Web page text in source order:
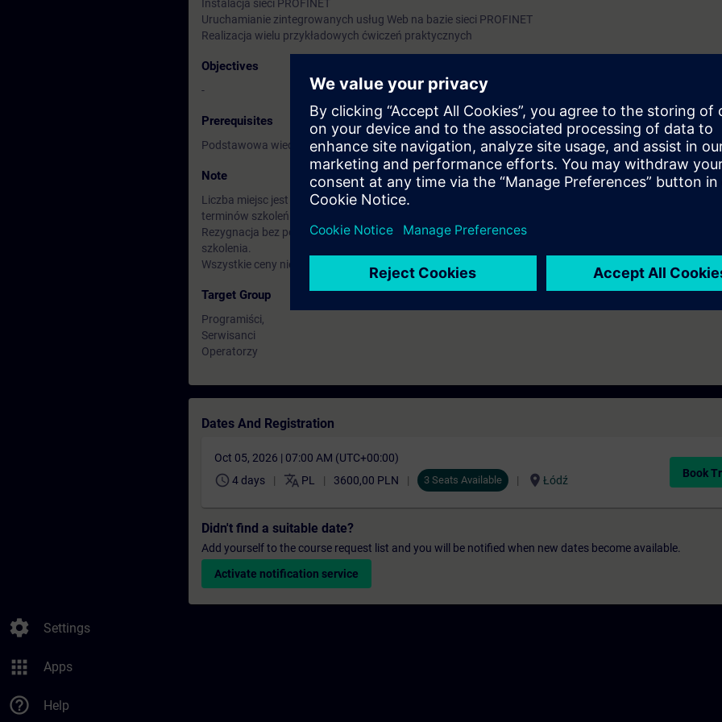
settings Settings
apps Apps
help_outline Help
Instalacja sieci PROFINET
Uruchamianie zintegrowanych usług Web na bazie sieci PROFINET
Realizacja wielu przykładowych ćwiczeń praktycznych
Objectives
-
Prerequisites
Podstawowa wiedza z zakresu systemów automatyki SIMATIC co najmniej na poziomie kursu ST-PRO1/
Note
Liczba miejsc jest ograniczona. Decyduje kolejność napływających zgłoszeń. Zastrzegamy sobie
terminów szkoleń w zależności od liczby otrzymanych zgłoszeń.
Rezygnacja bez ponoszenia kosztów szkolenia jest możliwa na dwa tygodnie przed planowanym
szkolenia.
Wszystkie ceny nie zawierają podatku VAT.
Target Group
Programiści,
Serwisanci
Operatorzy
Dates And Registration
Oct 05, 2026 | 07:00 AM (UTC+00:00)
schedule 4 days translate PL 3600,00 PLN 3 Seats Available location_on Łódź
Book
Didn't find a suitable date?
Add yourself to the course request list and you will be notified when new dates become available.
Activate notification service